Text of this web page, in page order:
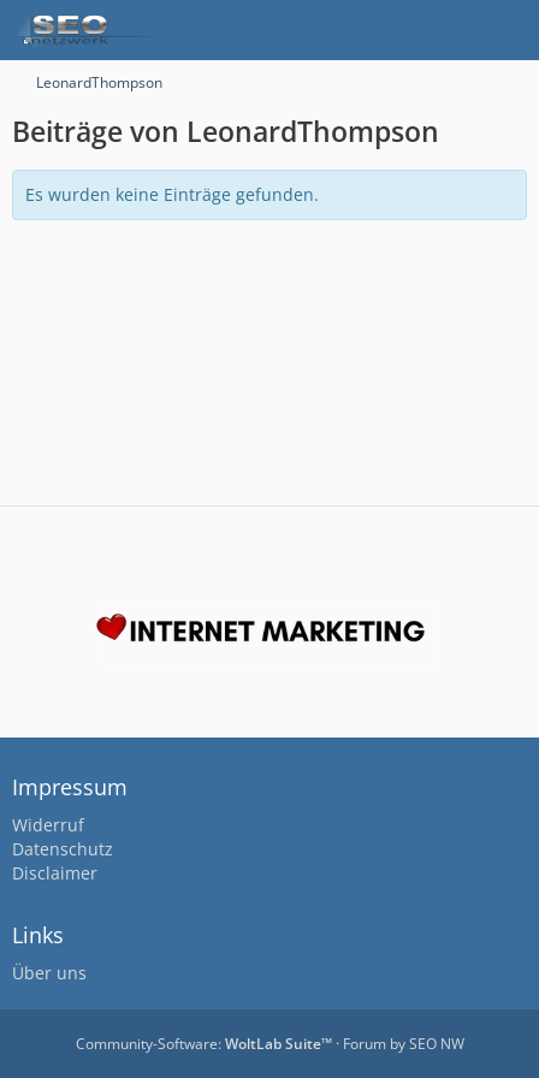
LeonardThompson
Beiträge von LeonardThompson
Es wurden keine Einträge gefunden.
Impressum
Widerruf
Datenschutz
Disclaimer
Links
Über uns
Community-Software:WoltLab Suite™· Forum bySEO NW